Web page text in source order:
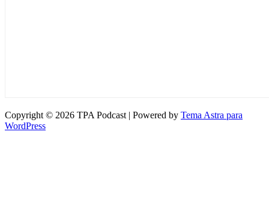
Copyright © 2026 TPA Podcast | Powered by Tema Astra para
WordPress